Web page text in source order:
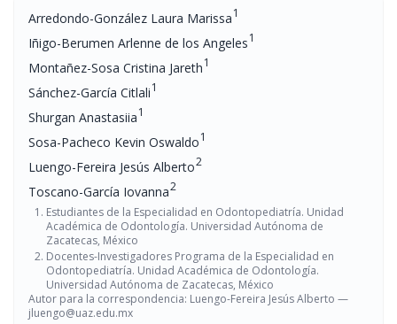
Arredondo-González Laura Marissa1
Iñigo-Berumen Arlenne de los Angeles1
Montañez-Sosa Cristina Jareth1
Sánchez-García Citlali1
Shurgan Anastasiia1
Sosa-Pacheco Kevin Oswaldo1
Luengo-Fereira Jesús Alberto2
Toscano-García Iovanna2
Estudiantes de la Especialidad en Odontopediatría. Unidad
Académica de Odontología. Universidad Autónoma de
Zacatecas, México
Docentes-Investigadores Programa de la Especialidad en
Odontopediatría. Unidad Académica de Odontología.
Universidad Autónoma de Zacatecas, México
Autor para la correspondencia: Luengo-Fereira Jesús Alberto —
jluengo@uaz.edu.mx